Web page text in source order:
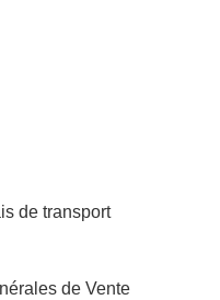
de transport
de Vente